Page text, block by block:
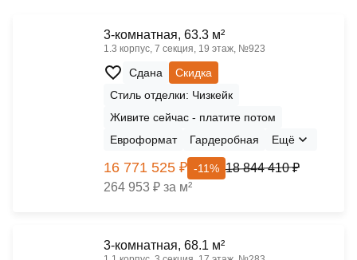
3-комнатная, 63.3 м²
1.3 корпус, 7 секция, 19 этаж, №923
Сдана
Скидка
Стиль отделки: Чизкейк
Живите сейчас - платите потом
Евроформат
Гардеробная Ещё
16 771 525 ₽ -11% 18 844 410 ₽
264 953 ₽ за м²
3-комнатная, 68.1 м²